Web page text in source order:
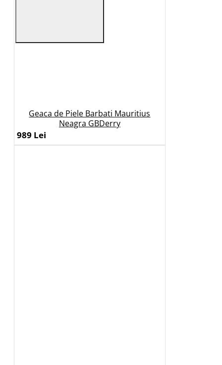
Geaca de Piele Barbati Mauritius
Neagra GBDerry
989 Lei